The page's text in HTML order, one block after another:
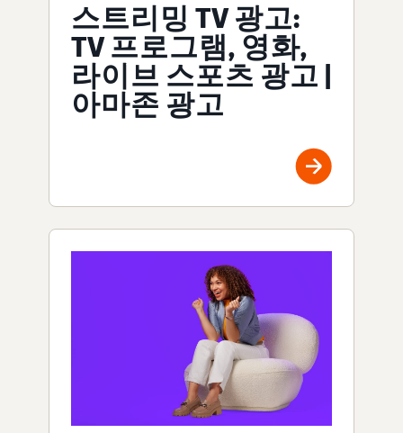
스트리밍 TV 광고:
TV 프로그램, 영화,
라이브 스포츠 광고 |
아마존 광고